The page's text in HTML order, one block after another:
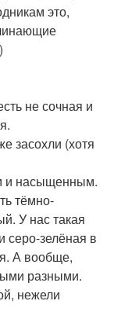
это,
не сочная и
засохли (хотя
и насыщенным.
тёмно-
У нас такая
серо-зелёная в
А вообще,
разными.
нежели